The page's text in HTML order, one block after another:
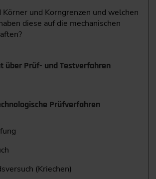
Körner und Korngrenzen und welchen
diese auf die mechanischen
über Prüf- und Testverfahren
Prüfverfahren
(Kriechen)